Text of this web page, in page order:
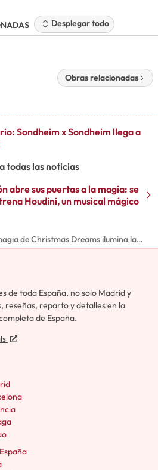
Desplegar todo
Obras relacionadas
Sondheim x Sondheim llega a
todas las noticias
abre sus puertas a la magia: se
Houdini, un musical mágico
de Christmas Dreams ilumina la
Vía
de toda España, no solo Madrid y
reseñas, reparto y detalles en la
de España.